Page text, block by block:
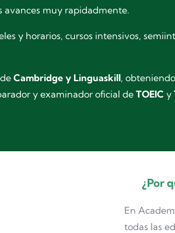
avances muy rapidadmente.
y horarios, cursos intensivos,
Cambridge y Linguaskill,
y examinador oficial de TOEIC y
¿Por
En
todas las